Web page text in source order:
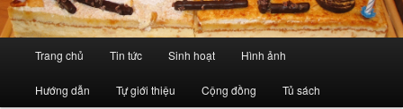
Trang chủ Tin tức Sinh hoạt Hình ảnh
Hướng dẫn Tự giới thiệu Cộng đồng Tủ sách